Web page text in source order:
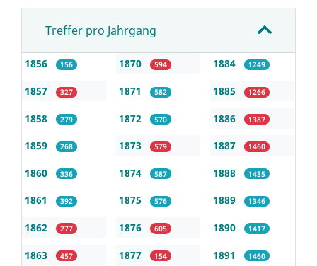
Treffer pro Jahrgang
1856 156
1857 327
1858 279
1859 268
1860 336
1861 392
1862 277
1863 457
1870 594
1871 582
1872 570
1873 579
1874 587
1875 576
1876 605
1877 154
1884 1249
1885 1266
1886 1387
1887 1460
1888 1435
1889 1346
1890 1417
1891 1460